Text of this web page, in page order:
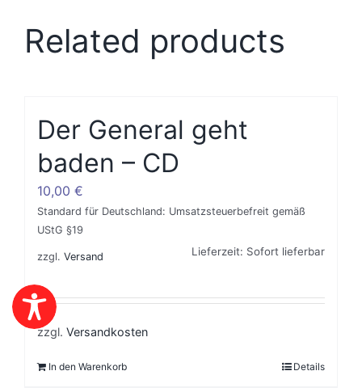
Related products
Der General geht
baden – CD
10,00 €
Standard für Deutschland: Umsatzsteuerbefreit gemäß
UStG §19
zzgl. Versand Lieferzeit: Sofort lieferbar
zzgl. Versandkosten
In den Warenkorb Details